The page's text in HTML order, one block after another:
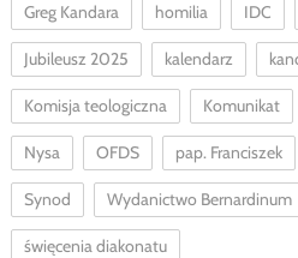
Greg Kandara homilia IDC
Jubileusz 2025 kalendarz
Komisja teologiczna Komunikat
Nysa OFDS pap. Franciszek
Synod Wydanictwo Bernardinum
święcenia diakonatu